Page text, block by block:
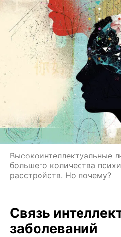
Высокоинтеллектуальные
большего количества
расстройств. Но почему?
Связь
заболеваний